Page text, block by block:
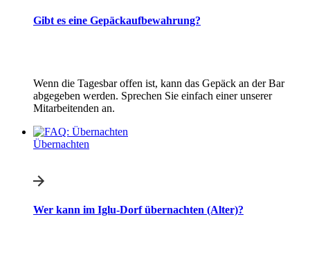
Gibt es eine Gepäckaufbewahrung?
Wenn die Tagesbar offen ist, kann das Gepäck an der Bar
abgegeben werden. Sprechen Sie einfach einer unserer
Mitarbeitenden an.
Übernachten
Wer kann im Iglu-Dorf übernachten (Alter)?